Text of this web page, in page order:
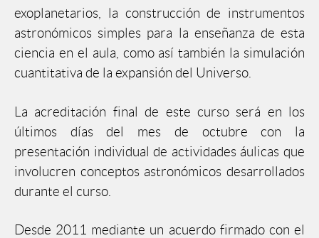
exoplanetarios, la construcción de instrumentos
astronómicos simples para la enseñanza de esta
ciencia en el aula, como así también la simulación
cuantitativa de la expansión del Universo.
La acreditación final de este curso será en los
últimos días del mes de octubre con la
presentación individual de actividades áulicas que
involucren conceptos astronómicos desarrollados
durante el curso.
Desde 2011 mediante un acuerdo firmado con el